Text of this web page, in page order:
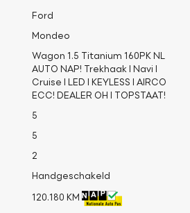
Ford
Mondeo
Wagon 1.5 Titanium 160PK NL
AUTO NAP! Trekhaak l Navi l
Cruise l LED l KEYLESS l AIRCO
ECC! DEALER OH l TOPSTAAT!
5
5
2
Handgeschakeld
120.180 KM